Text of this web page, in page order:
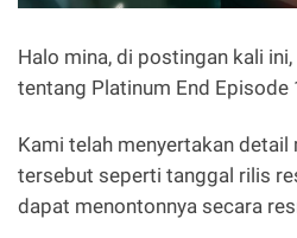
Halo mina, di postingan kali
tentang Platinum End Episode
Kami telah menyertakan detail
tersebut seperti tanggal rilis
dapat menontonnya secara